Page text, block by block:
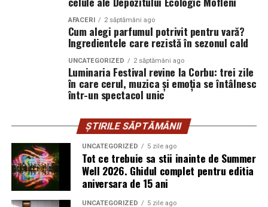
Mall pe 16 februarie de la ora 18:00
Vlad Gherman, Oana Gherman și Ioana
vin la întâlnirea cu publicul din
Vivo! Pitești pe 17 februarie, de la 18:30și vor
participa la o discuție după proiecție, alături de
Paul Decu.
Caravana„În pielea mea”ajunge laCinema City
Shopping City Ploiești, pe 18 februarie,
proiecția specială introdusă de regizorulPaul Decu,
alături de actoriiIoana State, Vlad și Oana Gherman,
Azaleea Necula și Gabriel Vatavu.
AFACERI 2 săptămâni ago
Cum alegi parfumul potrivit pentru vară?
Ingredientele care rezistă în sezonul cald
UNCATEGORIZED 2 săptămâni ago
Luminaria Festival revine la Corbu: trei zile
în care cerul, muzica și emoția se întâlnesc
într-un spectacol unic
ȘTIRILE SĂPTĂMÂNII
UNCATEGORIZED 5 zile ago
Tot ce trebuie sa stii inainte de Summer
Well 2026. Ghidul complet pentru editia
aniversara de 15 ani
UNCATEGORIZED 5 zile ago